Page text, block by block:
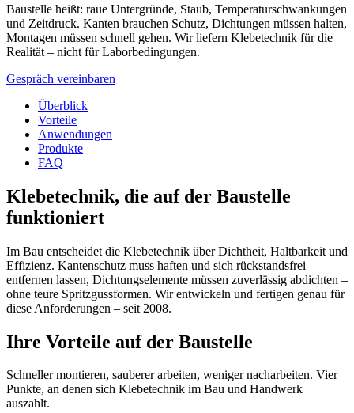
Baustelle heißt: raue Untergründe, Staub, Temperaturschwankungen
und Zeitdruck. Kanten brauchen Schutz, Dichtungen müssen halten,
Montagen müssen schnell gehen. Wir liefern Klebetechnik für die
Realität – nicht für Laborbedingungen.
Gespräch vereinbaren
Überblick
Vorteile
Anwendungen
Produkte
FAQ
Klebetechnik, die auf der Baustelle
funktioniert
Im Bau entscheidet die Klebetechnik über Dichtheit, Haltbarkeit und
Effizienz. Kantenschutz muss haften und sich rückstandsfrei
entfernen lassen, Dichtungselemente müssen zuverlässig abdichten –
ohne teure Spritzgussformen. Wir entwickeln und fertigen genau für
diese Anforderungen – seit 2008.
Ihre Vorteile auf der Baustelle
Schneller montieren, sauberer arbeiten, weniger nacharbeiten. Vier
Punkte, an denen sich Klebetechnik im Bau und Handwerk
auszahlt.